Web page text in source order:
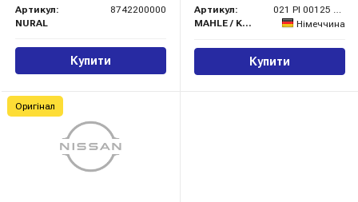
Артикул:
8742200000
NURAL
Купити
Артикул:
021 PI 00125 002
MAHLE / KNECHT
Німеччина
Купити
Оригінал